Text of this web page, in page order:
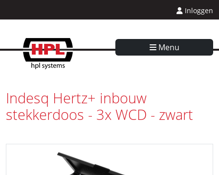
Inloggen
Menu
Indesq Hertz+ inbouw
stekkerdoos - 3x WCD - zwart